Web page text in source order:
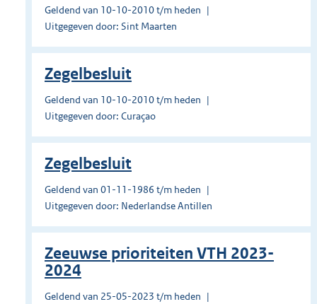
Geldend van 10-10-2010 t/m heden
Uitgegeven door: Sint Maarten
Zegelbesluit
Geldend van 10-10-2010 t/m heden
Uitgegeven door: Curaçao
Zegelbesluit
Geldend van 01-11-1986 t/m heden
Uitgegeven door: Nederlandse Antillen
Zeeuwse prioriteiten VTH 2023-
2024
Geldend van 25-05-2023 t/m heden